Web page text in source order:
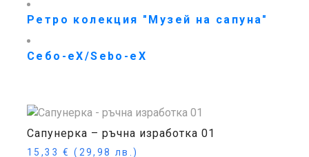
Ретро колекция "Музей на сапуна"
Себо-еХ/Sebo-eX
Сапунерка – ръчна изработка 01
15,33€ (29,98 лв.)